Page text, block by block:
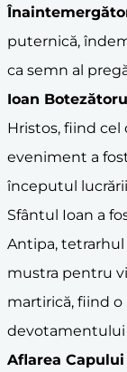
puternică,
ca semn al
Ioan
Hristos, fiind cel
eveniment a
începutul
Sfântul Ioan a
Antipa, tetrarhul
mustra pentru
martirică, fiind o
devotamentului
Aflarea